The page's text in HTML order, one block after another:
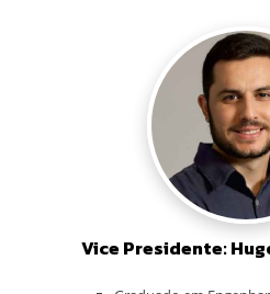
Vice Presidente: